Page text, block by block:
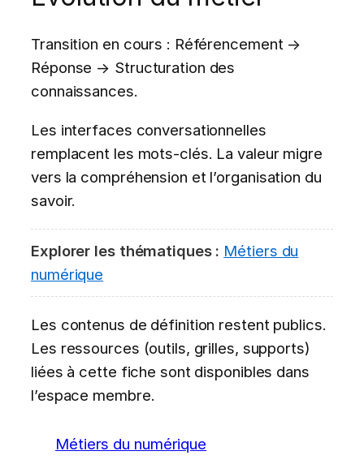
Transition en cours : Référencement →
Réponse → Structuration des
connaissances.
Les interfaces conversationnelles
remplacent les mots-clés. La valeur migre
vers la compréhension et l’organisation du
savoir.
Explorer les thématiques : Métiers du
numérique
Les contenus de définition restent publics.
Les ressources (outils, grilles, supports)
liées à cette fiche sont disponibles dans
l’espace membre.
Métiers du numérique